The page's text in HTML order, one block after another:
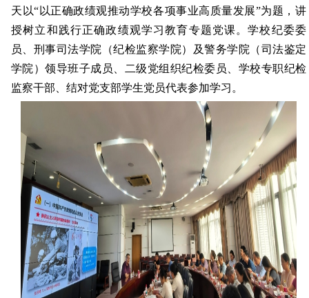
天以“以正确政绩观推动学校各项事业高质量发展”为题，讲
授树立和践行正确政绩观学习教育专题党课。学校纪委委
员、刑事司法学院（纪检监察学院）及警务学院（司法鉴定
学院）领导班子成员、二级党组织纪检委员、学校专职纪检
监察干部、结对党支部学生党员代表参加学习。